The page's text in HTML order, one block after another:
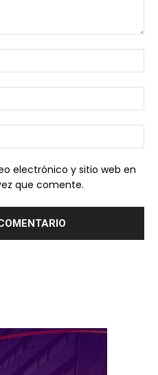
electrónico y sitio web en
que comente.